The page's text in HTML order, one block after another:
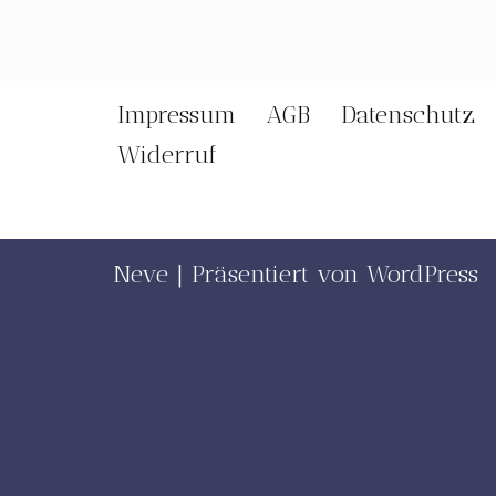
Impressum AGB
Datenschutz
Widerruf
Neve | Präsentiert von WordPress